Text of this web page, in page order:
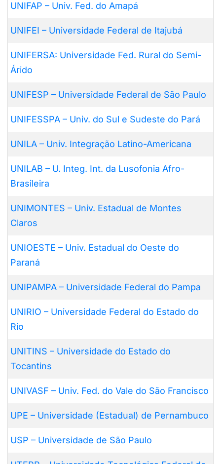
UNIFAP – Univ. Fed. do Amapá
UNIFEI – Universidade Federal de Itajubá
UNIFERSA: Universidade Fed. Rural do Semi-
Árido
UNIFESP – Universidade Federal de São Paulo
UNIFESSPA – Univ. do Sul e Sudeste do Pará
UNILA – Univ. Integração Latino-Americana
UNILAB – U. Integ. Int. da Lusofonia Afro-
Brasileira
UNIMONTES – Univ. Estadual de Montes
Claros
UNIOESTE – Univ. Estadual do Oeste do
Paraná
UNIPAMPA – Universidade Federal do Pampa
UNIRIO – Universidade Federal do Estado do
Rio
UNITINS – Universidade do Estado do
Tocantins
UNIVASF – Univ. Fed. do Vale do São Francisco
UPE – Universidade (Estadual) de Pernambuco
USP – Universidade de São Paulo